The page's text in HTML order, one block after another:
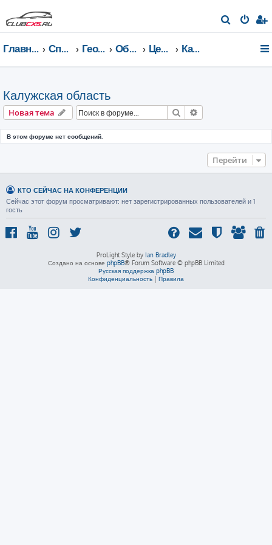
о
Главная страница Список форумов География Клуба CX-5 CLUB Общение по регионам Центральный федеральный округ Калужская область
Калужская область
Новая тема Поиск
В этом форуме нет сообщений.
Перейти
КТО СЕЙЧАС НА КОНФЕРЕНЦИИ
Сейчас этот форум просматривают: нет зарегистрированных пользователей и 1
гость
ProLight Style by Ian Bradley
Создано на основе phpBB® Forum Software © phpBB Limited
Русская поддержка phpBB
Конфиденциальность | Правила